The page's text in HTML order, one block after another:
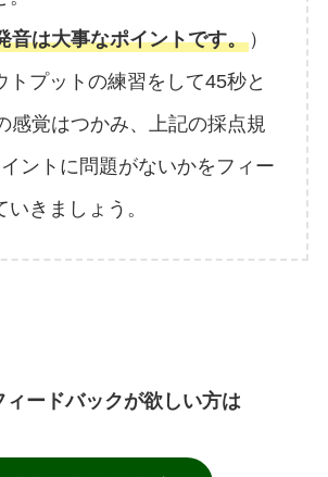
音は大事なポイントです。）
トプットの練習をして45秒と
感覚はつかみ、上記の採点規
ントに問題がないかをフィー
いきましょう。
ィードバックが欲しい方は